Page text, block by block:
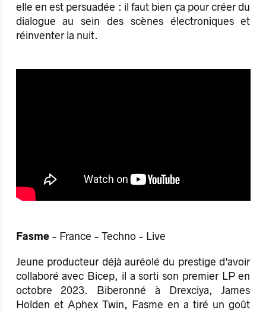
elle en est persuadée : il faut bien ça pour créer du
dialogue au sein des scènes électroniques et
réinventer la nuit.
Fasme- France - Techno - Live
Jeune producteur déjà auréolé du prestige d'avoir
collaboré avec Bicep, il a sorti son premier LP en
octobre 2023. Biberonné à Drexciya, James
Holden et Aphex Twin, Fasme en a tiré un goût